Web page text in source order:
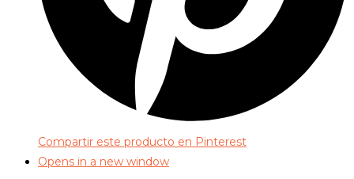
Compartir este producto en Pinterest
Opens in a new window